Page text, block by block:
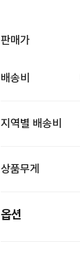
판매가
배송비
지역별 배송비
상품무게
옵션